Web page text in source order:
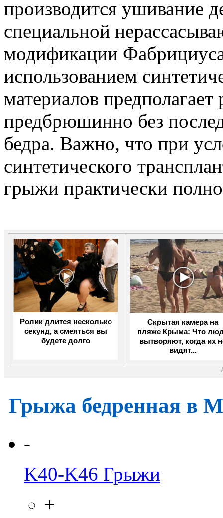
производится ушивание
специальной
модификации
использованием
материалов
предбрюшинно без
бедра. Важно, что при
синтетического
грыжи практически
Ролик длится несколько
секунд, а смеяться вы
будете долго
Скрытая камера на
пляже Крыма: Что
вытворяют, когда их
видят...
Грыжа бедренная в
-
K40-K46 Грыжи
+